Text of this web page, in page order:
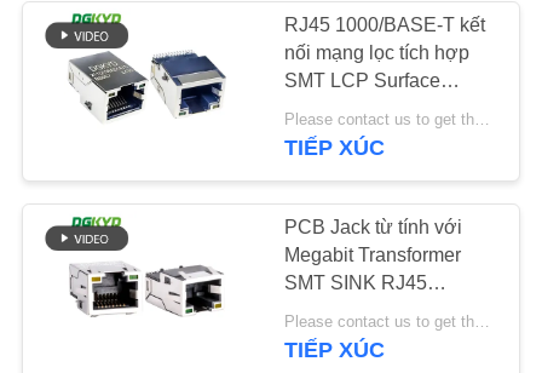
CHÍNH
SÁCH
MẬT
RJ45 với biến áp
39
RJ45 1000/BASE-T kết
nối mạng lọc tích hợp
SMT LCP Surface
Mount Interface
TIẾP XÚC
PCB Jack từ tính với
Megabit Transformer
SMT SINK RJ45
Ethernet Connector
KRJ-CB060YGZENL
Please contact us to get the latest price. MOQ:1 piece
TIẾP XÚC